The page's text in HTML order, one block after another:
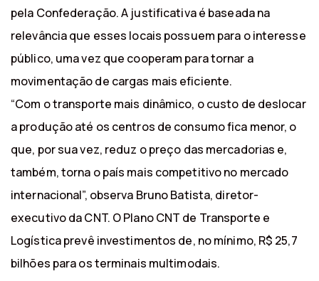
pela Confederação. A justificativa é baseada na
relevância que esses locais possuem para o interesse
público, uma vez que cooperam para tornar a
movimentação de cargas mais eficiente.
“Com o transporte mais dinâmico, o custo de deslocar
a produção até os centros de consumo fica menor, o
que, por sua vez, reduz o preço das mercadorias e,
também, torna o país mais competitivo no mercado
internacional”, observa Bruno Batista, diretor-
executivo da CNT. O Plano CNT de Transporte e
Logística prevê investimentos de, no mínimo, R$ 25,7
bilhões para os terminais multimodais.